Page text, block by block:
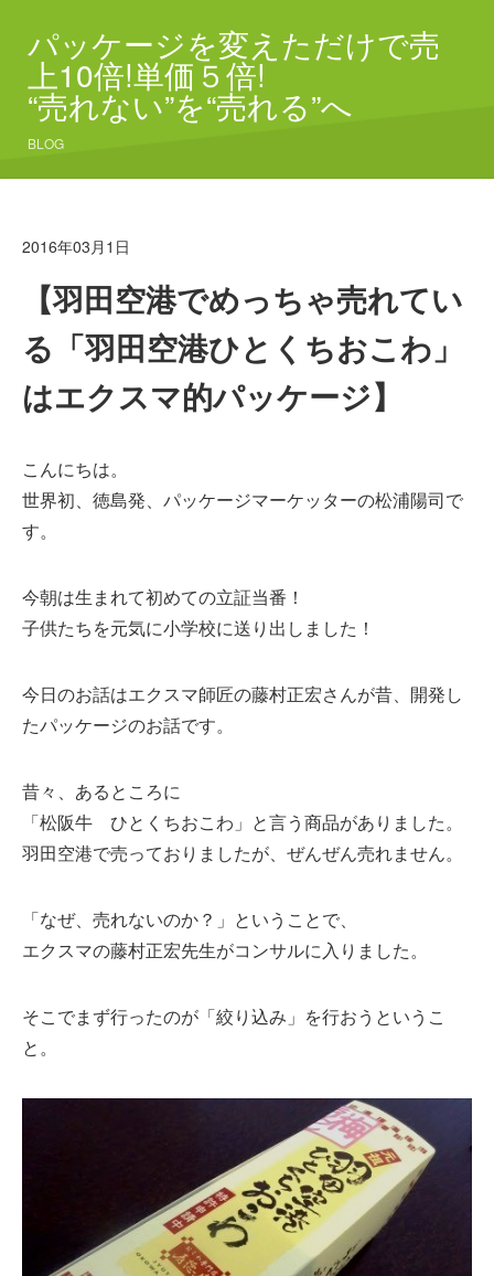
パッケージを変えただけで売
上10倍!単価５倍!
“売れない”を“売れる”へ
BLOG
2016年03月1日
【羽田空港でめっちゃ売れてい
る「羽田空港ひとくちおこわ」
はエクスマ的パッケージ】
こんにちは。
世界初、徳島発、パッケージマーケッターの松浦陽司で
す。
今朝は生まれて初めての立証当番！
子供たちを元気に小学校に送り出しました！
今日のお話はエクスマ師匠の藤村正宏さんが昔、開発し
たパッケージのお話です。
昔々、あるところに
「松阪牛 ひとくちおこわ」と言う商品がありました。
羽田空港で売っておりましたが、ぜんぜん売れません。
「なぜ、売れないのか？」ということで、
エクスマの藤村正宏先生がコンサルに入りました。
そこでまず行ったのが「絞り込み」を行おうというこ
と。